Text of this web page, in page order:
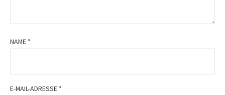
NAME *
E-MAIL-ADRESSE *